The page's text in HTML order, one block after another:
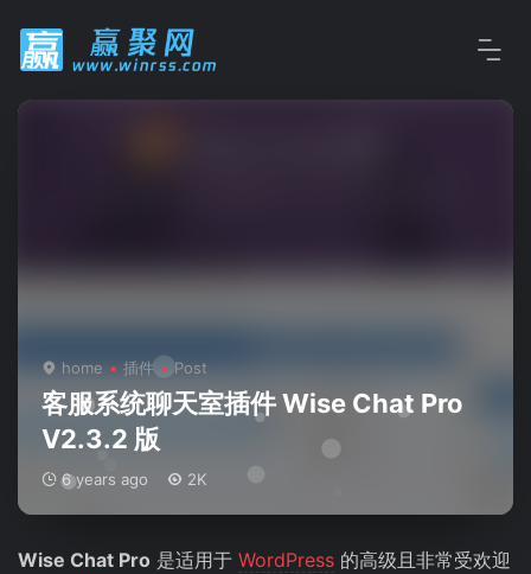
home 插件 Post
客服系统聊天室插件 Wise Chat Pro
V2.3.2 版
6 years ago 2K
Wise Chat Pro 是适用于 WordPress 的高级且非常受欢迎